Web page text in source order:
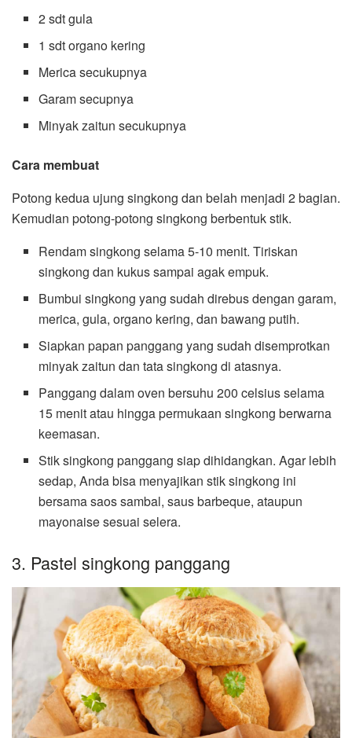
2 sdt gula
1 sdt organo kering
Merica secukupnya
Garam secupnya
Minyak zaitun secukupnya
Cara membuat
Potong kedua ujung singkong dan belah menjadi 2 bagian.
Kemudian potong-potong singkong berbentuk stik.
Rendam singkong selama 5-10 menit. Tiriskan
singkong dan kukus sampai agak empuk.
Bumbui singkong yang sudah direbus dengan garam,
merica, gula, organo kering, dan bawang putih.
Siapkan papan panggang yang sudah disemprotkan
minyak zaitun dan tata singkong di atasnya.
Panggang dalam oven bersuhu 200 celsius selama
15 menit atau hingga permukaan singkong berwarna
keemasan.
Stik singkong panggang siap dihidangkan. Agar lebih
sedap, Anda bisa menyajikan stik singkong ini
bersama saos sambal, saus barbeque, ataupun
mayonaise sesuai selera.
3. Pastel singkong panggang